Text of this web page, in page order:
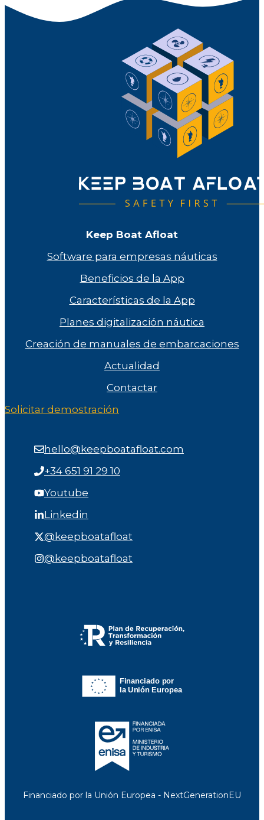
Keep Boat Afloat
Software para empresas náuticas
Beneficios de la App
Características de la App
Planes digitalización náutica
Creación de manuales de embarcaciones
Actualidad
Contactar
Solicitar demostración
hello@keepboatafloat.com
+34 651 91 29 10
Youtube
Linkedin
@keepboatafloat
@keepboatafloat
Financiado por la Unión Europea - NextGenerationEU